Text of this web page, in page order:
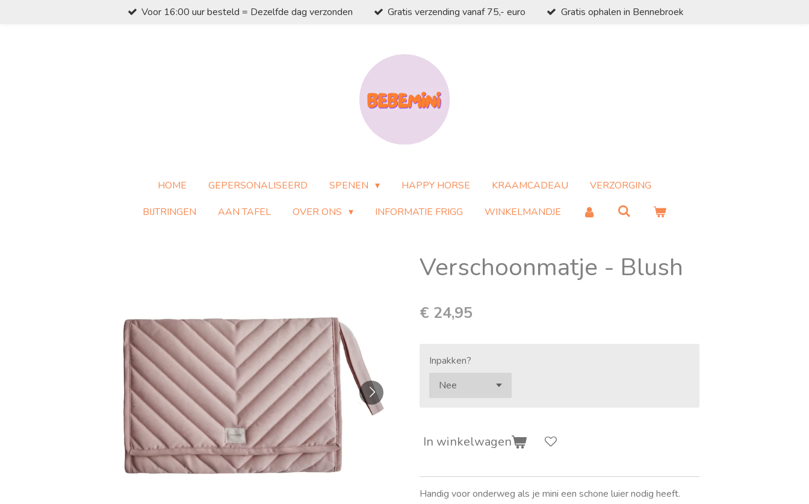
Voor 16:00 uur besteld = Dezelfde dag verzonden Gratis verzending vanaf 75,- euro Gratis ophalen in Bennebroek
HOME GEPERSONALISEERD SPENEN HAPPY HORSE KRAAMCADEAU
VERZORGING
BIJTRINGEN
AAN TAFEL OVER ONS INFORMATIE FRIGG WINKELMANDJE
Verschoonmatje - Blush
€ 24,95
Inpakken?
In winkelwagen
Handig voor onderweg als je mini een schone luier nodig heeft.